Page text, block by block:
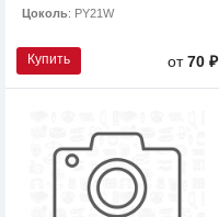
Цоколь: PY21W
Купить от70 ₽